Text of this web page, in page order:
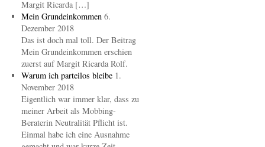
Margit Ricarda […]
Mein Grundeinkommen 6.
Dezember 2018
Das ist doch mal toll. Der Beitrag
Mein Grundeinkommen erschien
zuerst auf Margit Ricarda Rolf.
Warum ich parteilos bleibe 1.
November 2018
Eigentlich war immer klar, dass zu
meiner Arbeit als Mobbing-
Beraterin Neutralität Pflicht ist.
Einmal habe ich eine Ausnahme